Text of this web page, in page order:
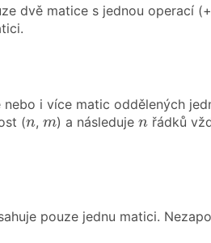
dvě matice s jednou operací
i více matic oddělených
(n
n, m
m) a následuje n
n řádků
pouze jednu matici.